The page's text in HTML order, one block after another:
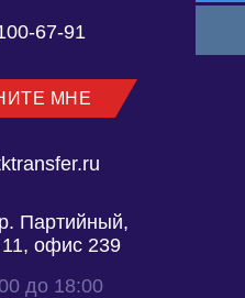
67-91
МНЕ
Партийный,
офис 239
до 18:00